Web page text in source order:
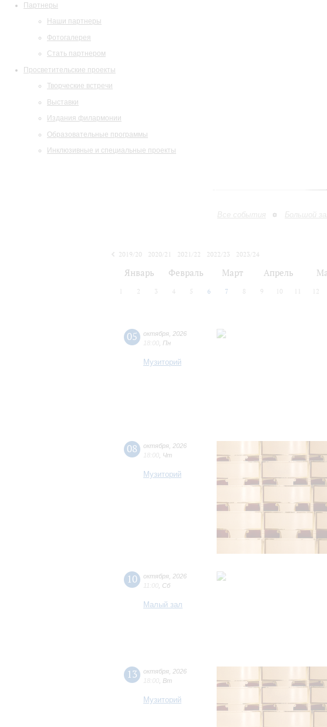
Партнеры
Наши партнеры
Фотогалерея
Стать партнером
Просветительские проекты
Творческие встречи
Выставки
Издания филармонии
Образовательные программы
Инклюзивные и специальные проекты
Все события Большой
2019/20
2020/21 2021/22 2022/23
2023/24
Январь Февраль Март Апрель
2 3 4 5 6 7 8 9 10 12
05 октября 2026
18:00 Пн
Музиторий
08 октября 2026
18:00 Чт
Музиторий
10 октября 2026
11:00 Сб
Малый зал
13 октября 2026
18:00 Вт
Музиторий